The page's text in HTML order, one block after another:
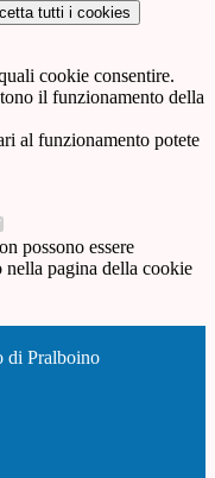
tutti i cookies
cookie consentire.
il funzionamento della
al funzionamento potete
possono essere
pagina della cookie
di Pralboino